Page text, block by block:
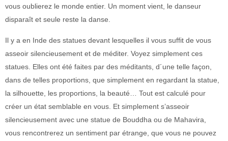
vous oublierez le monde entier. Un moment vient, le danseur
disparaît et seule reste la danse.
Il y a en Inde des statues devant lesquelles il vous suffit de vous
asseoir silencieusement et de méditer. Voyez simplement ces
statues. Elles ont été faites par des méditants, d´une telle façon,
dans de telles proportions, que simplement en regardant la statue,
la silhouette, les proportions, la beauté… Tout est calculé pour
créer un état semblable en vous. Et simplement s’asseoir
silencieusement avec une statue de Bouddha ou de Mahavira,
vous rencontrerez un sentiment par étrange, que vous ne pouvez